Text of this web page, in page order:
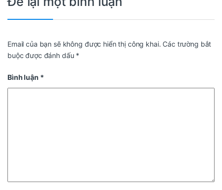
Email của bạn sẽ không được hiển thị công khai. Các trường bắt
buộc được đánh dấu *
Bình luận *